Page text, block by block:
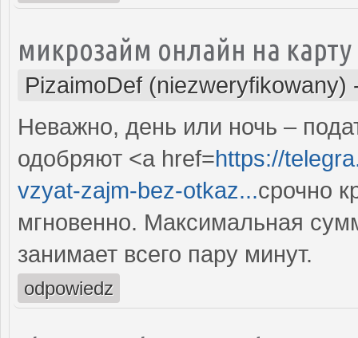
микрозайм онлайн на карту
PizaimoDef (niezweryfikowany)
Неважно, день или ночь –
одобряют <a href=https://
vzyat-zajm-bez-otkaz...срочно
мгновенно. Максимальная
занимает всего пару минут.
odpowiedz